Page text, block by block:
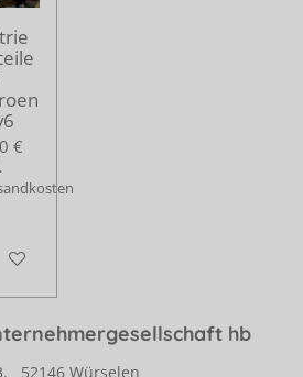
€
Warenkorb
hb
52146 Würselen